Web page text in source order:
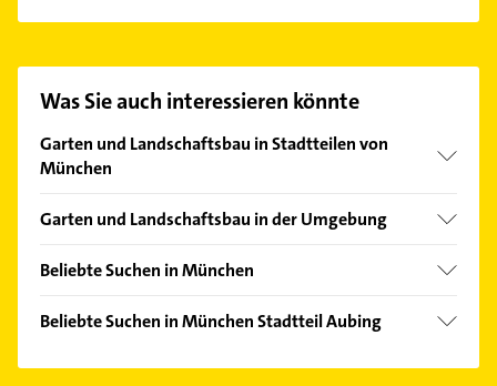
finden Sie alleKontaktdaten.
Was Sie auch interessieren könnte
Garten und Landschaftsbau in Stadtteilen von
München
Allach
Berg am Laim
Feldmoching
Forstenried
Garten und Landschaftsbau in der Umgebung
Germering
Eichenau bei München
Beliebte Suchen in München
Fensterbauer
Zahnarzt
Beliebte Suchen in München Stadtteil Aubing